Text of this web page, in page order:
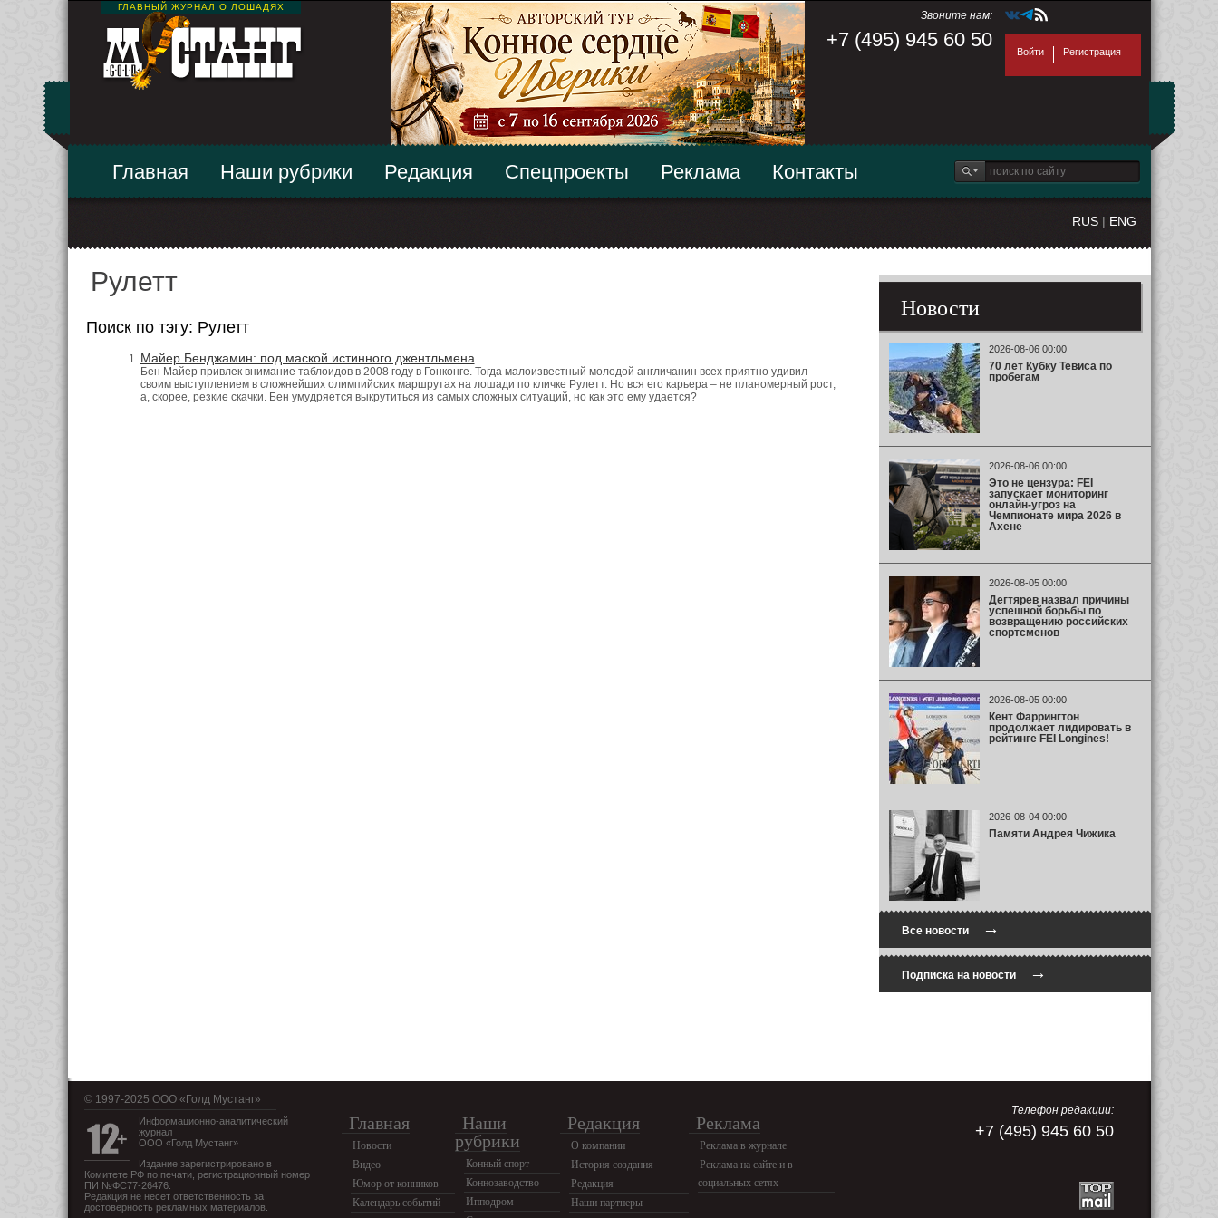
ГЛАВНЫЙ ЖУРНАЛ О ЛОШАДЯХ
Звоните нам:
+7 (495) 945 60 50
Войти Регистрация
Главная Наши рубрики Редакция Спецпроекты Реклама Контакты
RUS | ENG
Рулетт
Поиск по тэгу: Рулетт
Майер Бенджамин: под маской истинного джентльмена
Бен Майер привлек внимание таблоидов в 2008 году в Гонконге. Тогда малоизвестный молодой англичанин всех приятно удивил
своим выступлением в сложнейших олимпийских маршрутах на лошади по кличке Рулетт. Но вся его карьера – не планомерный рост,
а, скорее, резкие скачки. Бен умудряется выкрутиться из самых сложных ситуаций, но как это ему удается?
Новости
2026-08-06 00:00
70 лет Кубку Тевиса по
пробегам
2026-08-06 00:00
Это не цензура: FEI
запускает мониторинг
онлайн-угроз на
Чемпионате мира 2026 в
Ахене
2026-08-05 00:00
Дегтярев назвал причины
успешной борьбы по
возвращению российских
спортсменов
2026-08-05 00:00
Кент Фаррингтон
продолжает лидировать в
рейтинге FEI Longines!
2026-08-04 00:00
Памяти Андрея Чижика
Все новости→
Подписка на новости→
© 1997-2025 OOO «Голд Мустанг»
Информационно-аналитический
журнал
ООО «Голд Мустанг»
Издание зарегистрировано в
Комитете РФ по печати, регистрационный номер
ПИ №ФС77-26476.
Редакция не несет ответственность за
достоверность рекламных материалов.
Главная
Новости
Видео
Юмор от конников
Календарь событий
Наши
рубрики
Конный спорт
Коннозаводство
Ипподром
Редакция
О компании
История создания
Редакция
Наши партнеры
Реклама
Реклама в журнале
Реклама на сайте и в
социальных сетях
Телефон редакции:
+7 (495) 945 60 50